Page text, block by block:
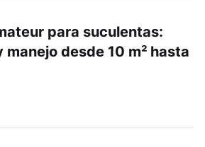
para suculentas:
desde 10 m² hasta